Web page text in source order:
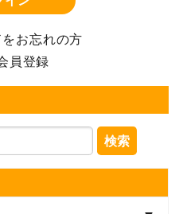
お忘れの方
員登録
検索